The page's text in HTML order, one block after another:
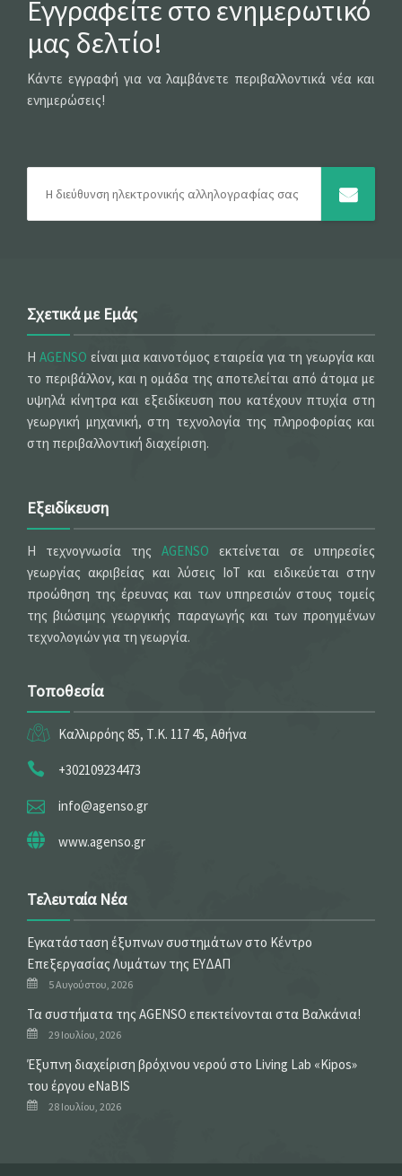
Εγγραφείτε στο ενημερωτικό
μας δελτίο!
Κάντε εγγραφή για να λαμβάνετε περιβαλλοντικά νέα και
ενημερώσεις!
Σχετικά με Εμάς
Η AGENSO είναι μια καινοτόμος εταιρεία για τη γεωργία και
το περιβάλλον, και η ομάδα της αποτελείται από άτομα με
υψηλά κίνητρα και εξειδίκευση που κατέχουν πτυχία στη
γεωργική μηχανική, στη τεχνολογία της πληροφορίας και
στη περιβαλλοντική διαχείριση.
Εξειδίκευση
Η τεχνογνωσία της AGENSO εκτείνεται σε υπηρεσίες
γεωργίας ακριβείας και λύσεις IoT και ειδικεύεται στην
προώθηση της έρευνας και των υπηρεσιών στους τομείς
της βιώσιμης γεωργικής παραγωγής και των προηγμένων
τεχνολογιών για τη γεωργία.
Τοποθεσία
Καλλιρρόης 85, Τ.Κ. 117 45, Αθήνα
+302109234473
info@agenso.gr
www.agenso.gr
Τελευταία Νέα
Εγκατάσταση έξυπνων συστημάτων στο Κέντρο
Επεξεργασίας Λυμάτων της ΕΥΔΑΠ
5 Αυγούστου, 2026
Τα συστήματα της AGENSO επεκτείνονται στα Βαλκάνια!
29 Ιουλίου, 2026
Έξυπνη διαχείριση βρόχινου νερού στο Living Lab «Kipos»
του έργου eNaBIS
28 Ιουλίου, 2026